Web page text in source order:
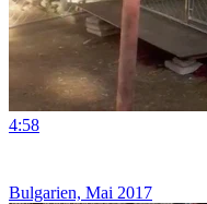
4:58
Bulgarien, Mai 2017